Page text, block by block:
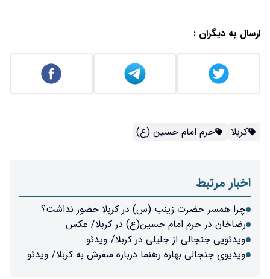
(ع)
(س) در کربلا حضور نداشت؟
حسین(ع) در کربلا/ عکس
در کربلا/ ویدئو
رهنما درباره سفرش به کربلا/ ویدئو